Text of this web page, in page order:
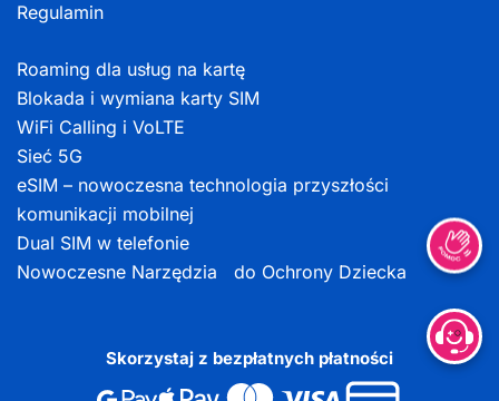
Regulamin
Roaming dla usług na kartę
Blokada i wymiana karty SIM
WiFi Calling i VoLTE
Sieć 5G
eSIM – nowoczesna technologia przyszłości
komunikacji mobilnej
Dual SIM w telefonie
Nowoczesne Narzędzia do Ochrony Dziecka
Skorzystaj z bezpłatnych płatności